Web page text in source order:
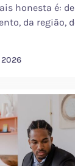
honesta é:
da região,
2026